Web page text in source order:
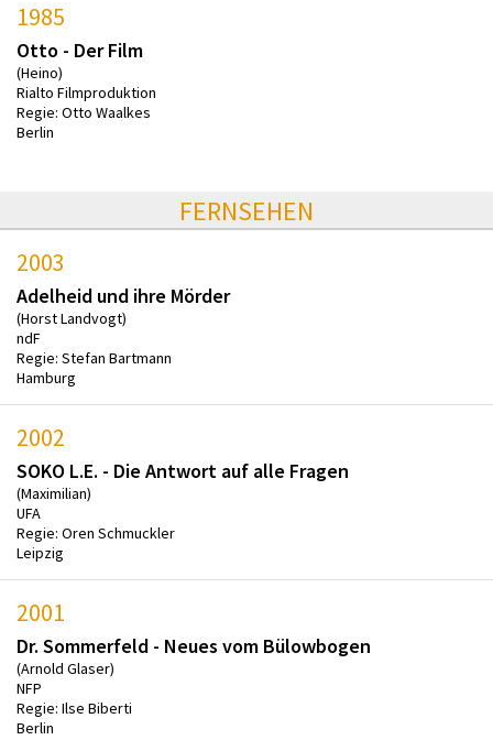
1985
Otto - Der Film
(Heino)
Rialto Filmproduktion
Regie: Otto Waalkes
Berlin
FERNSEHEN
2003
Adelheid und ihre Mörder
(Horst Landvogt)
ndF
Regie: Stefan Bartmann
Hamburg
2002
SOKO L.E. - Die Antwort auf alle Fragen
(Maximilian)
UFA
Regie: Oren Schmuckler
Leipzig
2001
Dr. Sommerfeld - Neues vom Bülowbogen
(Arnold Glaser)
NFP
Regie: Ilse Biberti
Berlin